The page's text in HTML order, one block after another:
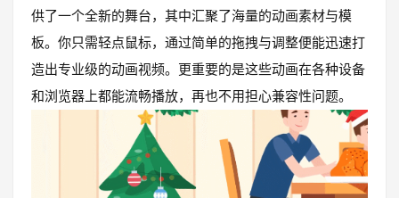
供了一个全新的舞台，其中汇聚了海量的动画素材与模
板。你只需轻点鼠标，通过简单的拖拽与调整便能迅速打
造出专业级的动画视频。更重要的是这些动画在各种设备
和浏览器上都能流畅播放，再也不用担心兼容性问题。